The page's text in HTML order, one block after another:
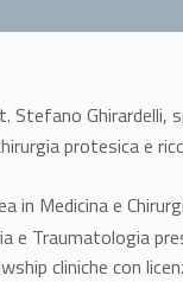
Stefano Ghirardelli,
protesica e
in Medicina e
e Traumatologia
cliniche con